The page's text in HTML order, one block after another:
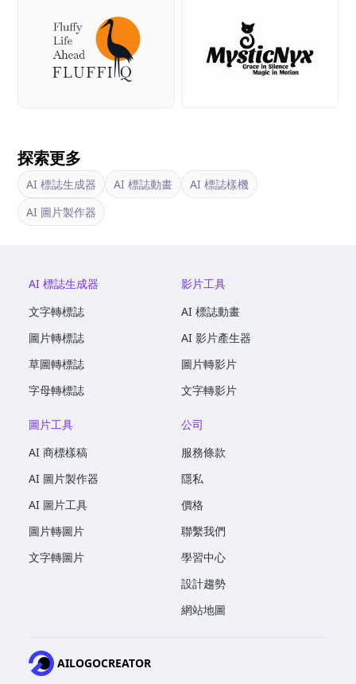
探索更多
AI 標誌生成器 AI 標誌動畫
AI 標誌樣機
AI 圖片製作器
AI 標誌生成器
文字轉標誌
圖片轉標誌
草圖轉標誌
字母轉標誌
影片工具
AI 標誌動畫
AI 影片產生器
圖片轉影片
文字轉影片
圖片工具
AI 商標樣稿
AI 圖片製作器
AI 圖片工具
圖片轉圖片
文字轉圖片
公司
服務條款
隱私
價格
聯繫我們
學習中心
設計趨勢
網站地圖
AILOGOCREATOR